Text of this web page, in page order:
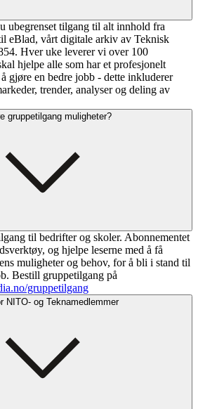
ubegrenset tilgang til alt innhold fra
eBlad, vårt digitale arkiv av Teknisk
Hver uke leverer vi over 100
hjelpe alle som har et profesjonelt
gjøre en bedre jobb - dette inkluderer
trender, analyser og deling av
gruppetilgang muligheter?
til bedrifter og skoler. Abonnementet
og hjelpe leserne med å få
muligheter og behov, for å bli i stand til
Bestill gruppetilgang på
gruppetilgang
NITO- og Teknamedlemmer